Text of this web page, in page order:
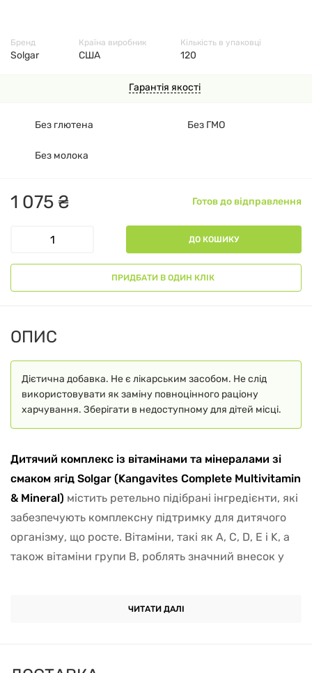
Гарантія якості
1 075 ₴ Готов до відправлення
ДО КОШИКУ
ПРИДБАТИ В ОДИН КЛІК
Без глютена Без ГМО
Без молока
Бренд
Solgar
Країна виробник
США
Кількість в упаковці
120
ОПИС
Дієтична добавка. Не є лікарським засобом. Не слід
використовувати як заміну повноцінного раціону
харчування. Зберігати в недоступному для дітей місці.
Дитячий комплекс із вітамінами та мінералами зі
смаком ягід Solgar (Kangavites Complete Multivitamin
& Mineral) містить ретельно підібрані інгредієнти, які
забезпечують комплексну підтримку для дитячого
організму, що росте. Вітаміни, такі як A, C, D, E і K, а
також вітаміни групи B, роблять значний внесок у
беруть участь у процесах клітинного росту й
ЧИТАТИ ДАЛІ